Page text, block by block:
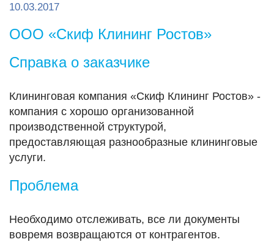
10.03.2017
ООО «Скиф Клининг Ростов»
Справка о заказчике
Клининговая компания «Скиф Клининг Ростов» -
компания c хорошо организованной
производственной структурой,
предоставляющая разнообразные клининговые
услуги.
Проблема
Необходимо отслеживать, все ли документы
вовремя возвращаются от контрагентов.